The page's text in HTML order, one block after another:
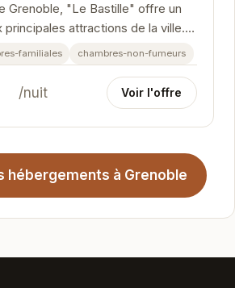
Grenoble, "Le Bastille" offre un
attractions de la ville.
spacieux et confortable...
familiales chambres-non-fumeurs
/nuit Voir l'offre
hébergements à Grenoble